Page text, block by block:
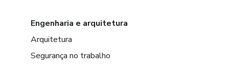
Engenharia e arquitetura
Arquitetura
Segurança no trabalho